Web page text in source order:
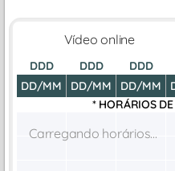
Vídeo online
DDD
DD/MM
DDD
DD/MM
DDD
DD/MM
* HORÁRIOS DE
Carregando horários...